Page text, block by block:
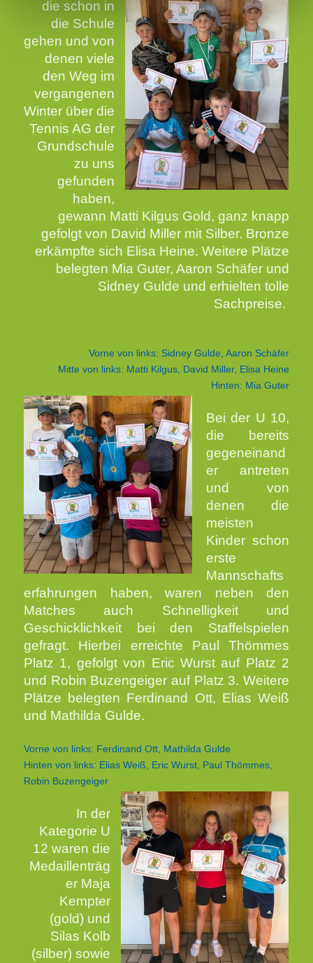
die schon in
die Schule
gehen und von
denen viele
den Weg im
vergangenen
Winter über die
Tennis AG der
Grundschule
zu uns
gefunden
haben,
gewann Matti Kilgus Gold, ganz knapp
gefolgt von David Miller mit Silber. Bronze
erkämpfte sich Elisa Heine. Weitere Plätze
belegten Mia Guter, Aaron Schäfer und
Sidney Gulde und erhielten tolle
Sachpreise.
Vorne von links: Sidney Gulde, Aaron Schäfer
Mitte von links: Matti Kilgus, David Miller, Elisa Heine
Hinten: Mia Guter
Bei der U 10,
die bereits
gegeneinand
er antreten
und von
denen die
meisten
Kinder schon
erste
Mannschafts
erfahrungen haben, waren neben den
Matches auch Schnelligkeit und
Geschicklichkeit bei den Staffelspielen
gefragt. Hierbei erreichte Paul Thömmes
Platz 1, gefolgt von Eric Wurst auf Platz 2
und Robin Buzengeiger auf Platz 3. Weitere
Plätze belegten Ferdinand Ott, Elias Weiß
und Mathilda Gulde.
Vorne von links: Ferdinand Ott, Mathilda Gulde
Hinten von links: Elias Weiß, Eric Wurst, Paul Thömmes,
Robin Buzengeiger
In der
Kategorie U
12 waren die
Medaillenträg
er Maja
Kempter
(gold) und
Silas Kolb
(silber) sowie